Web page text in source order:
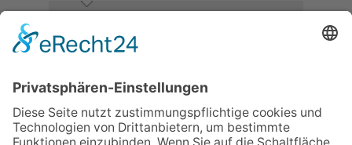
06.08.2026
Baustellenführung führt auch in
die Zukunft der Stadt
Königstein